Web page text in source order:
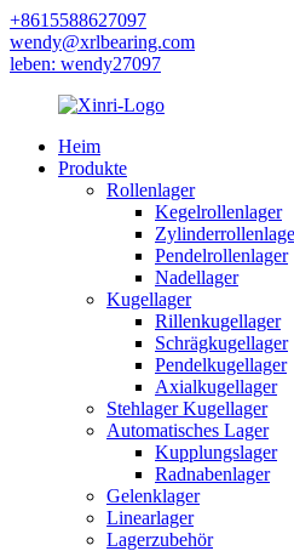
+8615588627097
wendy@xrlbearing.com
leben: wendy27097
Heim
Produkte
Rollenlager
Kegelrollenlager
Pendelrollenlager
Nadellager
Kugellager
Rillenkugellager
Schrägkugellager
Pendelkugellager
Axialkugellager
Stehlager Kugellager
Automatisches Lager
Kupplungslager
Radnabenlager
Gelenklager
Linearlager
Lagerzubehör